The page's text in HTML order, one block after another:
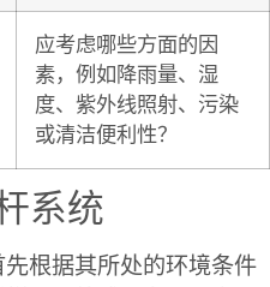
应考虑哪些方面的因
素，例如降雨量、湿
度、紫外线照射、污染
或清洁便利性？
系统
根据其所处的环境条件